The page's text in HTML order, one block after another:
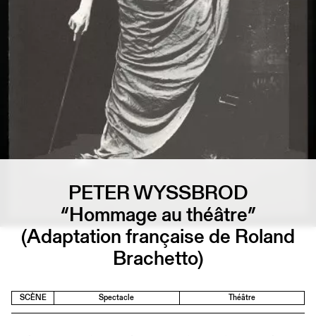
PETER WYSSBROD
“Hommage au théâtre”
(Adaptation française de Roland
Brachetto)
SCÈNE Spectacle Théâtre